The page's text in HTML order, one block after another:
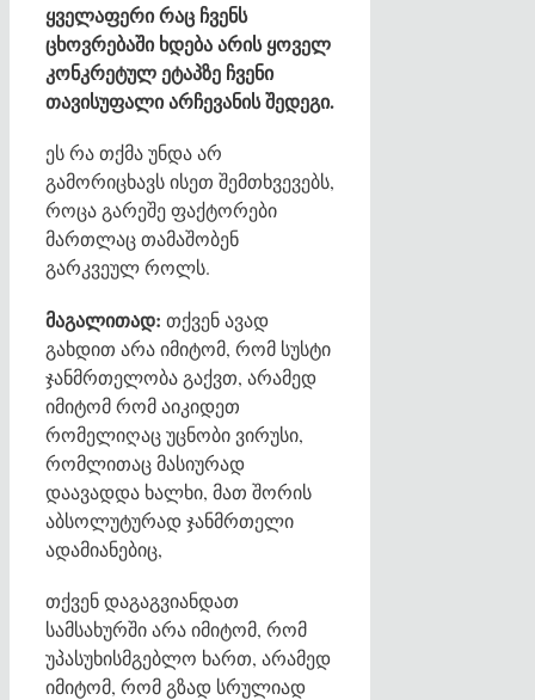
ყველაფერი რაც ჩვენს
ცხოვრებაში ხდება არის ყოველ
კონკრეტულ ეტაპზე ჩვენი
თავისუფალი არჩევანის შედეგი.
ეს რა თქმა უნდა არ
გამორიცხავს ისეთ შემთხვევებს,
როცა გარეშე ფაქტორები
მართლაც თამაშობენ
გარკვეულ როლს.
მაგალითად: თქვენ ავად
გახდით არა იმიტომ, რომ სუსტი
ჯანმრთელობა გაქვთ, არამედ
იმიტომ რომ აიკიდეთ
რომელიღაც უცნობი ვირუსი,
რომლითაც მასიურად
დაავადდა ხალხი, მათ შორის
აბსოლუტურად ჯანმრთელი
ადამიანებიც,
თქვენ დაგაგვიანდათ
სამსახურში არა იმიტომ, რომ
უპასუხისმგებლო ხართ, არამედ
იმიტომ, რომ გზად სრულიად